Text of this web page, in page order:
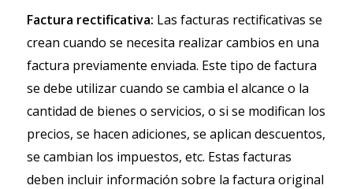
Factura rectificativa: Las facturas rectificativas se
crean cuando se necesita realizar cambios en una
factura previamente enviada. Este tipo de factura
se debe utilizar cuando se cambia el alcance o la
cantidad de bienes o servicios, o si se modifican los
precios, se hacen adiciones, se aplican descuentos,
se cambian los impuestos, etc. Estas facturas
deben incluir información sobre la factura original